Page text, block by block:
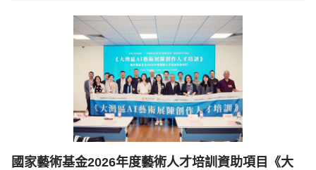
國家藝術基金2026年度藝術人才培訓資助項目《大